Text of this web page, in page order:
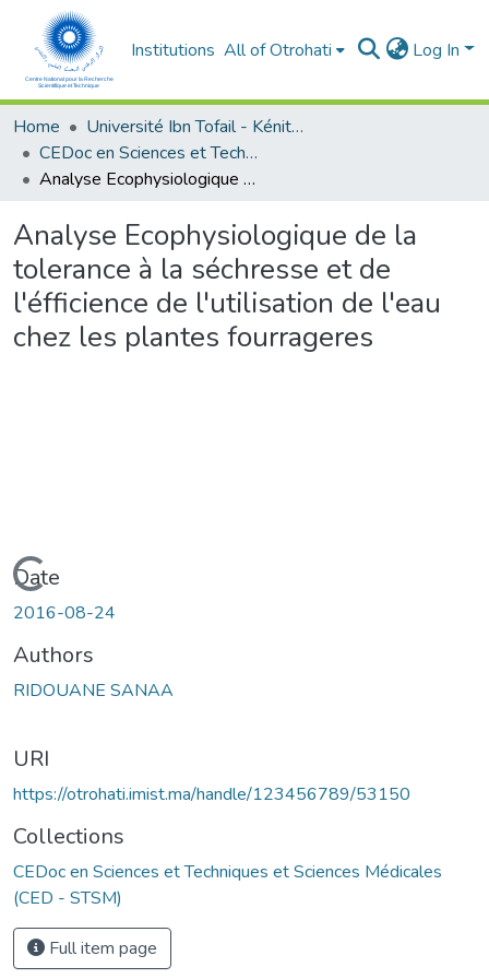
Institutions All of Otrohati Log In
Home
Université Ibn Tofail - Kénitra
CEDoc en Sciences et Techniques et Sciences Médicales (CED - STSM)
Analyse Ecophysiologique de la tolerance à la séchresse et de l'éfficience de l'utilisation de l'eau chez les plantes fourrageres
Analyse Ecophysiologique de la
tolerance à la séchresse et de
l'éfficience de l'utilisation de l'eau
chez les plantes fourrageres
Loading...
Date
2016-08-24
Authors
RIDOUANE SANAA
URI
https://otrohati.imist.ma/handle/123456789/53150
Collections
CEDoc en Sciences et Techniques et Sciences Médicales
(CED - STSM)
Full item page